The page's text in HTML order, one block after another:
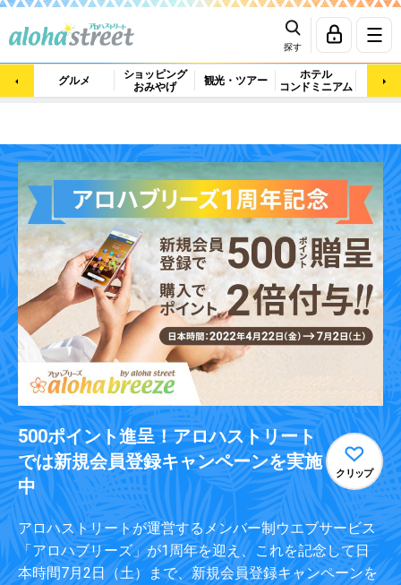
探す
グルメ
ショッピング
おみやげ
観光・ツアー
ホテル
コンドミニアム
マッ
500ポイント進呈！アロハストリート
では新規会員登録キャンペーンを実施
中
クリップ
アロハストリートが運営するメンバー制ウエブサービス
「アロハブリーズ」が1周年を迎え、これを記念して日
本時間7月2日（土）まで、新規会員登録キャンペーンを